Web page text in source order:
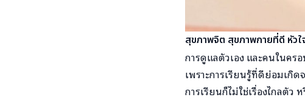
สุขภาพจิต สุขภาพกายที่ดี หัว
การดูแลตัวเอง และคนในคร
เพราะการเรียนรู้ที่ดีย่อมเกิ
การเรียนก็ไม่ใช่เรื่องไกลตัว